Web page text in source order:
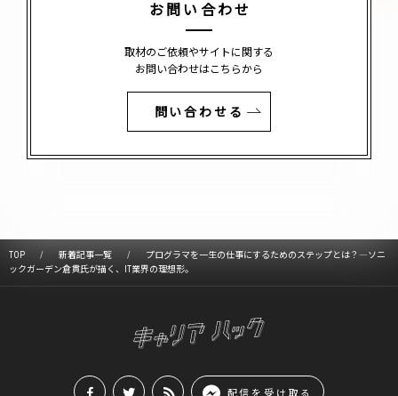
お問い合わせ
取材のご依頼やサイトに関する
お問い合わせはこちらから
問い合わせる
TOP 新着記事一覧
プログラマを一生の仕事にするためのステップとは？―ソニ
ックガーデン倉貫氏が描く、IT業界の理想形。